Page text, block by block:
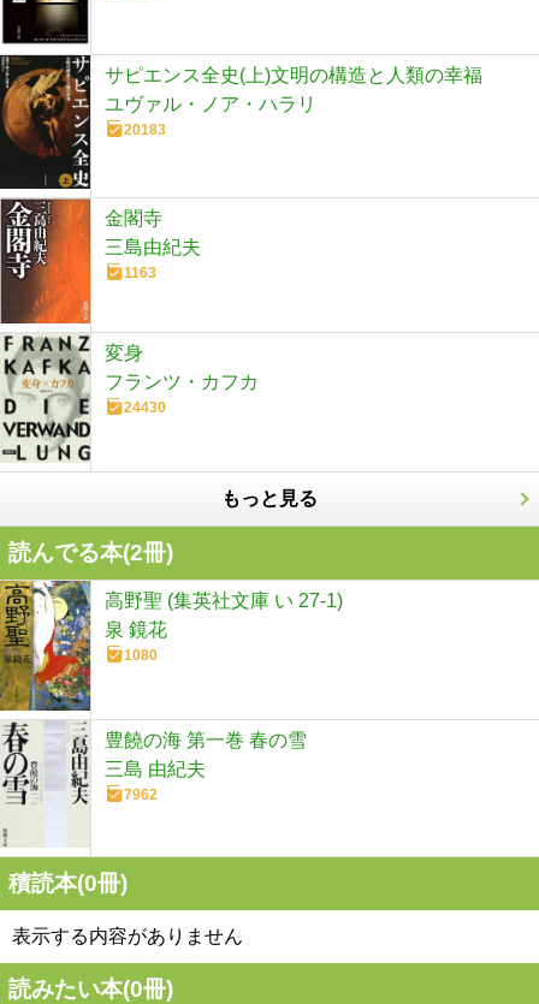
サピエンス全史(上)文明の構造と人類の幸福
ユヴァル・ノア・ハラリ
20183
金閣寺
三島由紀夫
1163
変身
フランツ・カフカ
24430
もっと見る
読んでる本(2冊)
高野聖 (集英社文庫 い 27-1)
泉 鏡花
1080
豊饒の海 第一巻 春の雪
三島 由紀夫
7962
積読本(0冊)
表示する内容がありません
読みたい本(0冊)